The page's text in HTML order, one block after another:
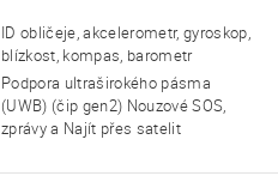
ID obličeje, akcelerometr, gyroskop,
blízkost, kompas, barometr
Podpora ultraširokého pásma
(UWB) (čip gen2) Nouzové SOS,
zprávy a Najít přes satelit